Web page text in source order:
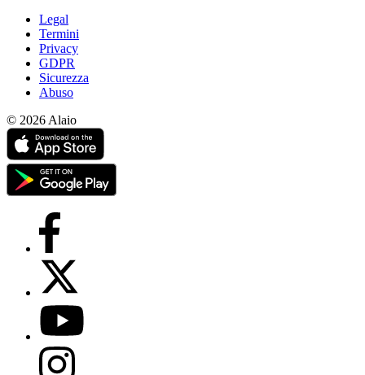
Legal
Termini
Privacy
GDPR
Sicurezza
Abuso
© 2026 Alaio